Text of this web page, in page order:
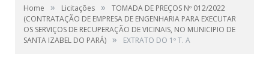
Home » Licitações »
TOMADA DE PREÇOS Nº 012/2022
(CONTRATAÇÃO DE EMPRESA DE ENGENHARIA PARA EXECUTAR
OS SERVIÇOS DE RECUPERAÇÃO DE VICINAIS, NO MUNICIPIO DE
SANTA IZABEL DO PARÁ) » EXTRATO DO 1º T. A